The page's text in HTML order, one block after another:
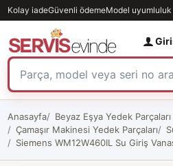
Kolay iadeGüvenli ödemeModel uyumluluk
Anasayfa
Beyaz Eşya Yedek Parçaları
Çamaşır Makinesi Yedek Parçaları
Siemens WM12W460IL Su Giriş